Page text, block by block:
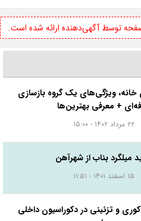
توسط آگهی‌دهنده ارائه شده است.
ویژگی‌های یک گروه بازسازی
+ معرفی بهترین‌ها
۲۲ مرداد ۱۴۰۲ - ۱۵:۰۰
میلگرد بناب از شهرآهن
۱۵ اسفند ۱۴۰۱ - ۱۱:۵۱
و تزئینی در دکوراسیون داخلی